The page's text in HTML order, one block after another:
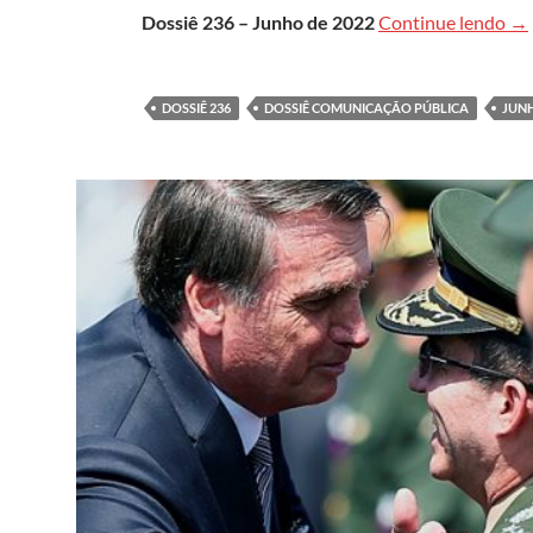
Dossiê 236 – Junho de 2022Continue lendo →
DOSSIÊ 236 DOSSIÊ COMUNICAÇÃO PÚBLICA